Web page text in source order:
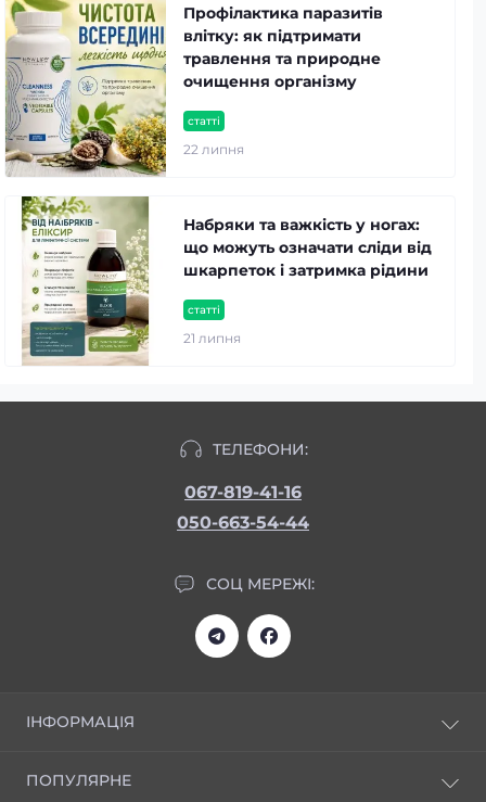
статті
22 липня
Профілактика паразитів
влітку: як підтримати
травлення та природне
очищення організму
статті
21 липня
Набряки та важкість у ногах:
що можуть означати сліди від
шкарпеток і затримка рідини
ТЕЛЕФОНИ:
067-819-41-16
050-663-54-44
СОЦ МЕРЕЖІ:
ІНФОРМАЦІЯ
Відгуки
ПОПУЛЯРНЕ